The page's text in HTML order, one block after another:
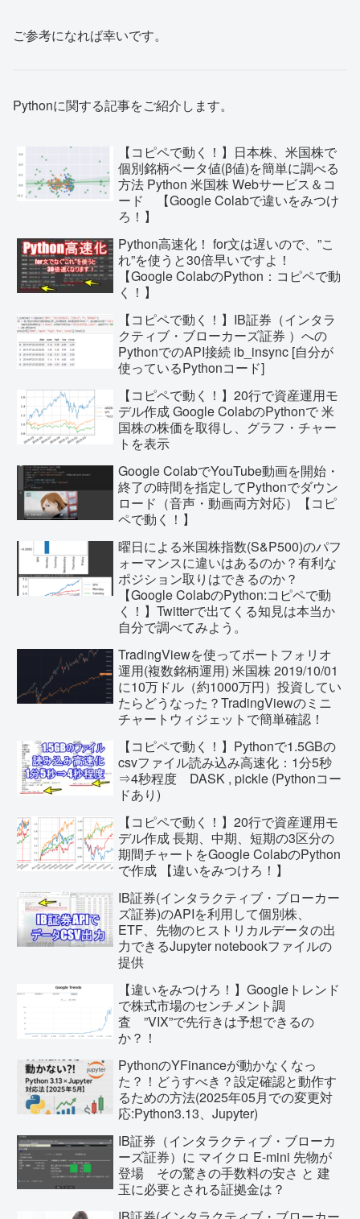
ご参考になれば幸いです。
Pythonに関する記事をご紹介します。
【コピペで動く！】日本株、米国株で
個別銘柄ベータ値(β値)を簡単に調べる
方法 Python 米国株 Webサービス＆コ
ード 【Google Colabで違いをみつけ
ろ！】
Python高速化！ for文は遅いので、”こ
れ”を使うと30倍早いですよ！
【Google ColabのPython：コピペで動
く！】
【コピペで動く！】IB証券（インタラ
クティブ・ブローカーズ証券 ）への
PythonでのAPI接続 ib_insync [自分が
使っているPythonコード]
【コピペで動く！】20行で資産運用モ
デル作成 Google ColabのPythonで 米
国株の株価を取得し、グラフ・チャー
トを表示
Google ColabでYouTube動画を開始・
終了の時間を指定してPythonでダウン
ロード（音声・動画両方対応）【コピ
ペで動く！】
曜日による米国株指数(S&P500)のパフ
ォーマンスに違いはあるのか？有利な
ポジション取りはできるのか？
【Google ColabのPython:コピペで動
く！】Twitterで出てくる知見は本当か
自分で調べてみよう。
TradingViewを使ってポートフォリオ
運用(複数銘柄運用) 米国株 2019/10/01
に10万ドル（約1000万円）投資してい
たらどうなった？TradingViewのミニ
チャートウィジェットで簡単確認！
【コピペで動く！】Pythonで1.5GBの
csvファイル読み込み高速化：1分5秒
⇒4秒程度 DASK , pickle (Pythonコー
ドあり)
【コピペで動く！】20行で資産運用モ
デル作成 長期、中期、短期の3区分の
期間チャートをGoogle ColabのPython
で作成 【違いをみつけろ！】
IB証券(インタラクティブ・ブローカー
ズ証券)のAPIを利用して個別株、
ETF、先物のヒストリカルデータの出
力できるJupyter notebookファイルの
提供
【違いをみつけろ！】Googleトレンド
で株式市場のセンチメント調
査 ”VIX”で先行きは予想できるの
か？！
PythonのYFinanceが動かなくなっ
た？！どうすべき？設定確認と動作す
るための方法(2025年05月での変更対
応:Python3.13、Jupyter)
IB証券（インタラクティブ・ブローカ
ーズ証券）に マイクロ E-mini 先物が
登場 その驚きの手数料の安さ と 建
玉に必要とされる証拠金は？